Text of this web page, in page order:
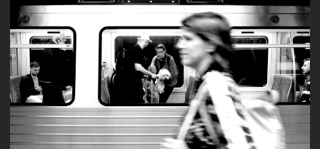
STREET 2024